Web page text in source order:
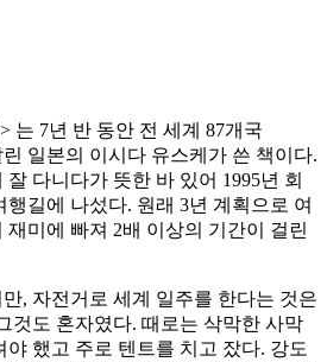
는 7년 반 동안 전 세계 87개국
일본의 이시다 유스케가 쓴 책이다.
다니다가 뜻한 바 있어 1995년 회
길에 나섰다. 원래 3년 계획으로 여
미에 빠져 2배 이상의 기간이 걸린
, 자전거로 세계 일주를 한다는 것은
것도 혼자였다. 때로는 삭막한 사막
야 했고 주로 텐트를 치고 잤다. 강도